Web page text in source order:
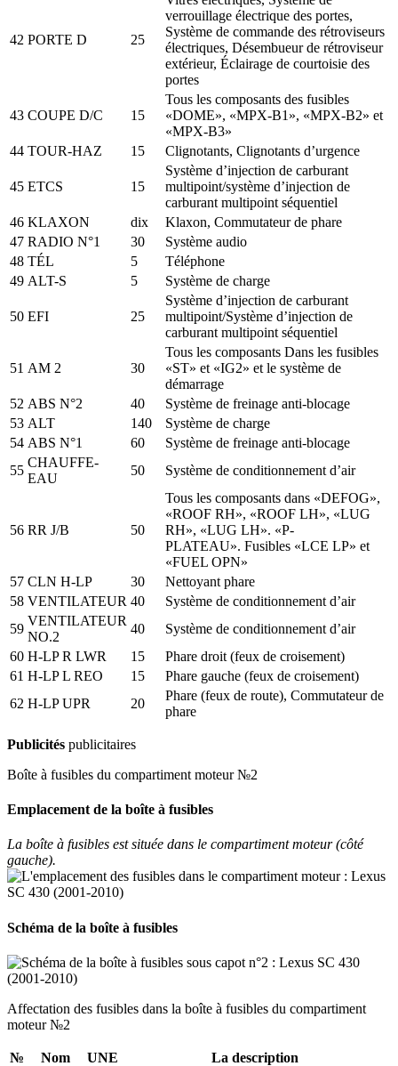
42 PORTE D 25
verrouillage électrique des portes,
Système de commande des rétroviseurs
électriques, Désembueur de rétroviseur
extérieur, Éclairage de courtoisie des
portes
43 COUPE D/C 15
Tous les composants des fusibles
«DOME», «MPX-B1», «MPX-B2» et
«MPX-B3»
44 TOUR-HAZ 15 Clignotants, Clignotants d’urgence
45 ETCS 15
Système d’injection de carburant
multipoint/système d’injection de
carburant multipoint séquentiel
46 KLAXON dix
Klaxon, Commutateur de phare
47 RADIO N°1 30
Système audio
48 TÉL 5
Téléphone
49 ALT-S 5 Système de charge
50 EFI 25
Système d’injection de carburant
multipoint/Système d’injection de
carburant multipoint séquentiel
51 AM 2 30
Tous les composants Dans les fusibles
«ST» et «IG2» et le système de
démarrage
52 ABS N°2 40
Système de freinage anti-blocage
53 ALT 140
Système de charge
54 ABS N°1 60
Système de freinage anti-blocage
55
CHAUFFE-
EAU
50 Système de conditionnement d’air
56 RR J/B 50
Tous les composants dans «DEFOG»,
«ROOF RH», «ROOF LH», «LUG
RH», «LUG LH». «P-
PLATEAU». Fusibles «LCE LP» et
«FUEL OPN»
57 CLN H-LP 30
Nettoyant phare
58 VENTILATEUR 40
Système de conditionnement d’air
59
VENTILATEUR
NO.2
40
Système de conditionnement d’air
60 H-LP R LWR 15
Phare droit (feux de croisement)
61 H-LP L REO 15
Phare gauche (feux de croisement)
62 H-LP UPR 20
Phare (feux de route), Commutateur de
phare
Publicités publicitaires
Boîte à fusibles du compartiment moteur №2
Emplacement de la boîte à fusibles
La boîte à fusibles est située dans le compartiment moteur (côté
gauche).
Schéma de la boîte à fusibles
Affectation des fusibles dans la boîte à fusibles du compartiment
moteur №2
№ Nom UNE
La description